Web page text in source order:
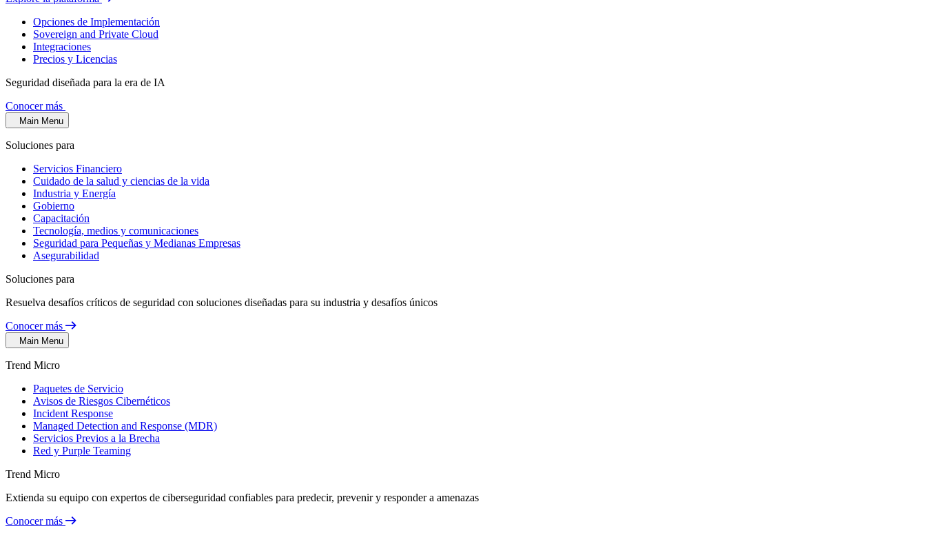
Opciones de Implementación
Sovereign and Private Cloud
Integraciones
Precios y Licencias
Seguridad diseñada para la era de IA
Conocer más
Main Menu
Soluciones para
Servicios Financiero
Cuidado de la salud y ciencias de la vida
Industria y Energía
Gobierno
Capacitación
Tecnología, medios y comunicaciones
Seguridad para Pequeñas y Medianas Empresas
Asegurabilidad
Soluciones para
Resuelva desafíos críticos de seguridad con soluciones diseñadas para su industria y desafíos únicos
Conocer más
Main Menu
Trend Micro
Paquetes de Servicio
Avisos de Riesgos Cibernéticos
Incident Response
Managed Detection and Response (MDR)
Servicios Previos a la Brecha
Red y Purple Teaming
Trend Micro
Extienda su equipo con expertos de ciberseguridad confiables para predecir, prevenir y responder a amenazas
Conocer más